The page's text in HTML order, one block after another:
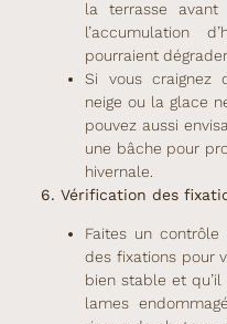
la terrasse avant
l’accumulation
pourraient
Si vous craignez
neige ou la glace
pouvez aussi
une bâche pour
hivernale.
6. Vérification des
Faites un
des fixations pour
bien stable et qu’il
lames